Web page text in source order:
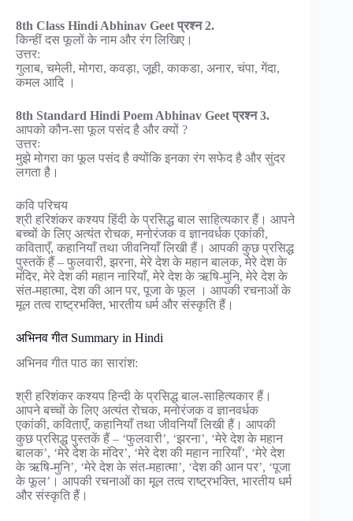
8th Class Hindi Abhinav Geet प्रश्न 2.
किन्हीं दस फूलों के नाम और रंग लिखिए।
उत्तर:
गुलाब, चमेली, मोगरा, कवड़ा, जूही, काकडा, अनार, चंपा, गेंदा,
कमल आदि ।
8th Standard Hindi Poem Abhinav Geet प्रश्न 3.
आपको कौन-सा फूल पसंद है और क्यों ?
उत्तरः
मुझे मोगरा का फूल पसंद है क्योंकि इनका रंग सफेद है और सुंदर
लगता है।
कवि परिचय
श्री हरिशंकर कश्यप हिंदी के प्रसिद्ध बाल साहित्यकार हैं। आपने
बच्चों के लिए अत्यंत रोचक, मनोरंजक व ज्ञानवर्धक एकांकी,
कविताएँ, कहानियाँ तथा जीवनियाँ लिखी हैं। आपकी कुछ प्रसिद्ध
पुस्तकें हैं – फुलवारी, झरना, मेरे देश के महान बालक, मेरे देश के
मंदिर, मेरे देश की महान नारियाँ, मेरे देश के ऋषि-मुनि, मेरे देश के
संत-महात्मा, देश की आन पर, पूजा के फूल । आपकी रचनाओं के
मूल तत्व राष्ट्रभक्ति, भारतीय धर्म और संस्कृति हैं।
अभिनव गीत Summary in Hindi
अभिनव गीत पाठ का सारांश:
श्री हरिशंकर कश्यप हिन्दी के प्रसिद्ध बाल-साहित्यकार हैं।
आपने बच्चों के लिए अत्यंत रोचक, मनोरंजक व ज्ञानवर्धक
एकांकी, कविताएँ, कहानियाँ तथा जीवनियाँ लिखी हैं। आपकी
कुछ प्रसिद्ध पुस्तकें हैं – ‘फुलवारी’, ‘झरना’, ‘मेरे देश के महान
बालक’, ‘मेरे देश के मंदिर’, ‘मेरे देश की महान नारियाँ’, ‘मेरे देश
के ऋषि-मुनि’, ‘मेरे देश के संत-महात्मा’, ‘देश की आन पर’, ‘पूजा
के फूल’। आपकी रचनाओं का मूल तत्व राष्ट्रभक्ति, भारतीय धर्म
और संस्कृति हैं।